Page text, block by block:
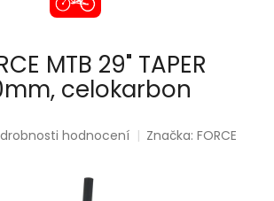
MTB 29" TAPER
celokarbon
hodnocení Značka:FORCE